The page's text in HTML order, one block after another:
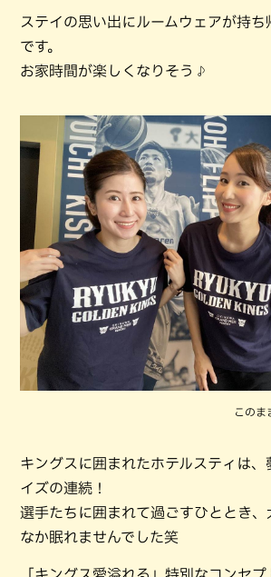
ステイの思い出にルームウェアが持ち
です。
お家時間が楽しくなりそう♪
このま
キングスに囲まれたホテルスティは、
イズの連続！
選手たちに囲まれて過ごすひととき、
なか眠れませんでした笑